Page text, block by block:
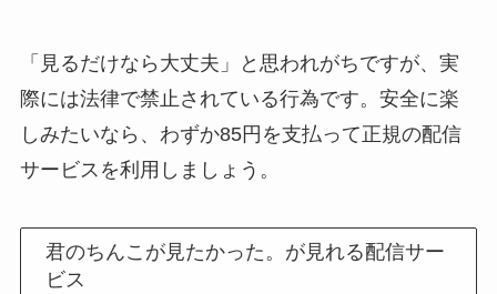
「見るだけなら大丈夫」と思われがちですが、実
際には法律で禁止されている行為です。安全に楽
しみたいなら、わずか85円を支払って正規の配信
サービスを利用しましょう。
君のちんこが見たかった。が見れる配信サー
ビス